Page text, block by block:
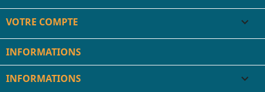
VOTRE COMPTE 
INFORMATIONS
INFORMATIONS 